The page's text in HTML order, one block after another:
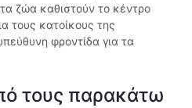
ζώα καθιστούν το κέντρο
τους κατοίκους της
φροντίδα για τα
τους παρακάτω